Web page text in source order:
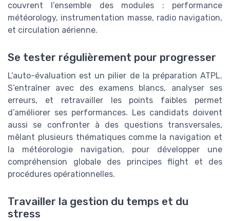
couvrent l’ensemble des modules : performance
météorology, instrumentation masse, radio navigation,
et circulation aérienne.
Se tester régulièrement pour progresser
L’auto-évaluation est un pilier de la préparation ATPL.
S’entraîner avec des examens blancs, analyser ses
erreurs, et retravailler les points faibles permet
d’améliorer ses performances. Les candidats doivent
aussi se confronter à des questions transversales,
mêlant plusieurs thématiques comme la navigation et
la météorologie navigation, pour développer une
compréhension globale des principes flight et des
procédures opérationnelles.
Travailler la gestion du temps et du
stress